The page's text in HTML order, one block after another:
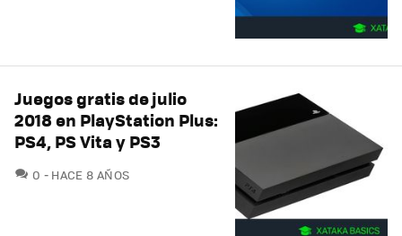
Juegos gratis de julio
2018 en PlayStation Plus:
PS4, PS Vita y PS3
0 COMENTARIOS
HACE 8 AÑOS